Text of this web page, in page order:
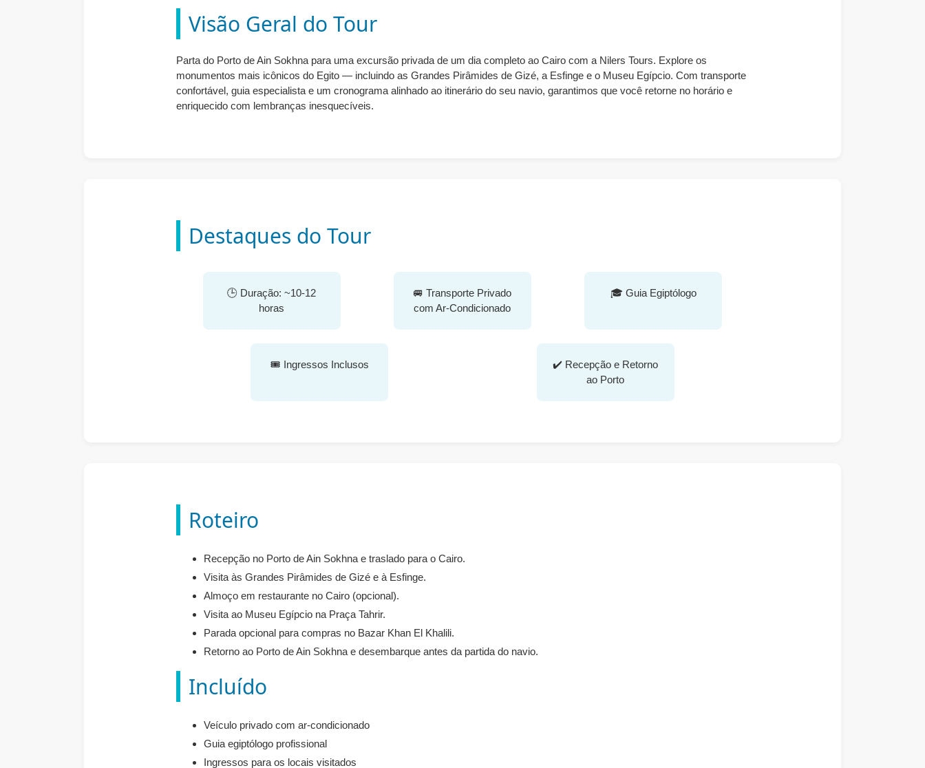
Visão Geral do Tour
Parta do Porto de Ain Sokhna para uma excursão privada de um dia completo ao Cairo com a Nilers Tours. Explore os
monumentos mais icônicos do Egito — incluindo as Grandes Pirâmides de Gizé, a Esfinge e o Museu Egípcio. Com transporte
confortável, guia especialista e um cronograma alinhado ao itinerário do seu navio, garantimos que você retorne no horário e
enriquecido com lembranças inesquecíveis.
Destaques do Tour
🕒 Duração: ~10-12
horas
🚐 Transporte Privado
com Ar-Condicionado
🎓 Guia Egiptólogo
🎟️ Ingressos Inclusos
✔️ Recepção e Retorno
ao Porto
Roteiro
Recepção no Porto de Ain Sokhna e traslado para o Cairo.
Visita às Grandes Pirâmides de Gizé e à Esfinge.
Almoço em restaurante no Cairo (opcional).
Visita ao Museu Egípcio na Praça Tahrir.
Parada opcional para compras no Bazar Khan El Khalili.
Retorno ao Porto de Ain Sokhna e desembarque antes da partida do navio.
Incluído
Veículo privado com ar-condicionado
Guia egiptólogo profissional
Ingressos para os locais visitados